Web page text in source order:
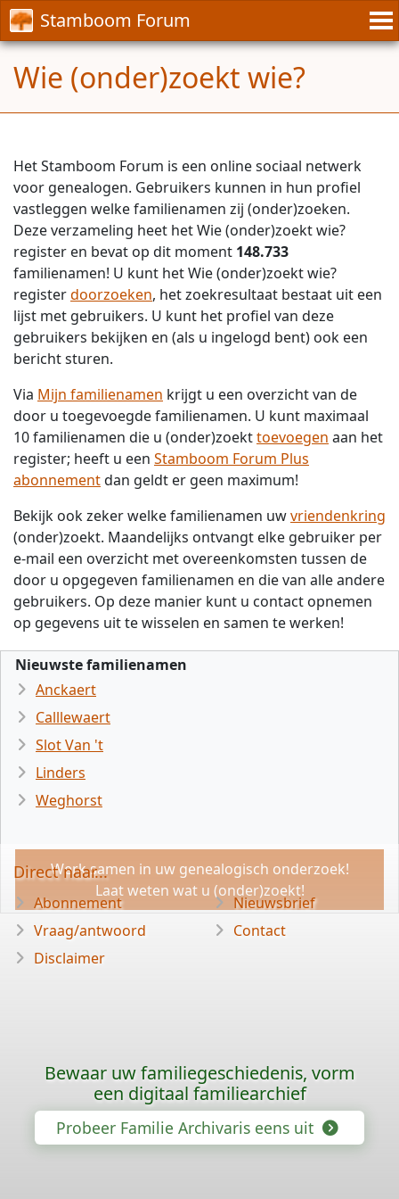
Stamboom Forum
Wie (onder)zoekt wie?
Het Stamboom Forum is een online sociaal netwerk
voor genealogen. Gebruikers kunnen in hun profiel
vastleggen welke familienamen zij (onder)zoeken.
Deze verzameling heet het Wie (onder)zoekt wie?
register en bevat op dit moment 148.733
familienamen! U kunt het Wie (onder)zoekt wie?
registerdoorzoeken, het zoekresultaat bestaat uit een
lijst met gebruikers. U kunt het profiel van deze
gebruikers bekijken en (als u ingelogd bent) ook een
bericht sturen.
Via Mijn familienamen krijgt u een overzicht van de
door u toegevoegde familienamen. U kunt maximaal
10 familienamen die u (onder)zoekttoevoegen aan het
register; heeft u een Stamboom Forum Plus
abonnementdan geldt er geen maximum!
Bekijk ook zeker welke familienamen uwvriendenkring
(onder)zoekt. Maandelijks ontvangt elke gebruiker per
e-mail een overzicht met overeenkomsten tussen de
door u opgegeven familienamen en die van alle andere
gebruikers. Op deze manier kunt u contact opnemen
op gegevens uit te wisselen en samen te werken!
Nieuwste familienamen
Anckaert
Calllewaert
Slot Van 't
Linders
Weghorst
Werk samen in uw genealogisch onderzoek!
Laat weten wat u (onder)zoekt!
Direct naar...
Abonnement
Vraag/antwoord
Disclaimer
Nieuwsbrief
Contact
Bewaar uw familiegeschiedenis, vorm
een digitaal familiearchief
Probeer Familie Archivaris eens uit